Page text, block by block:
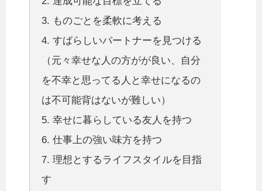
3. ものごとを柔軟に考える
4. すばらしいパートナーを見つける
（元々幸せな人の方がが良い、自分
を不幸と思ってる人と幸せになるの
は不可能背はないが難しい）
5. 幸せに暮らしている友人を持つ
6. 仕事上の強い味方を持つ
7. 理想とするライフスタイルを目指
す